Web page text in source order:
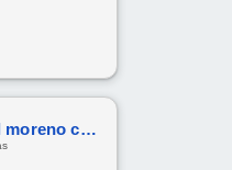
maycol moreno cuervo